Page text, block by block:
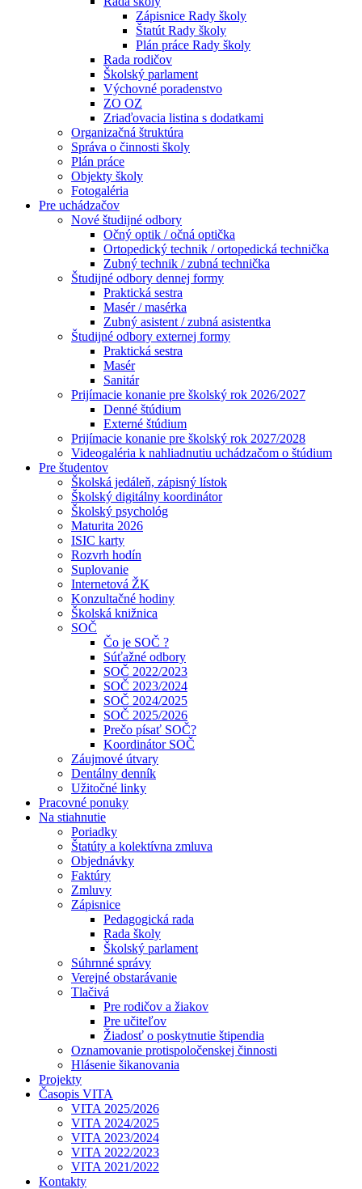
Zápisnice Rady školy
Štatút Rady školy
Plán práce Rady školy
Rada rodičov
Školský parlament
Výchovné poradenstvo
ZO OZ
Zriaďovacia listina s dodatkami
Organizačná štruktúra
Správa o činnosti školy
Plán práce
Objekty školy
Fotogaléria
Pre uchádzačov
Nové študijné odbory
Očný optik / očná optička
Ortopedický technik / ortopedická technička
Zubný technik / zubná technička
Študijné odbory dennej formy
Praktická sestra
Masér / masérka
Zubný asistent / zubná asistentka
Študijné odbory externej formy
Praktická sestra
Masér
Sanitár
Prijímacie konanie pre školský rok 2026/2027
Denné štúdium
Externé štúdium
Prijímacie konanie pre školský rok 2027/2028
Videogaléria k nahliadnutiu uchádzačom o štúdium
Pre študentov
Školská jedáleň, zápisný lístok
Školský digitálny koordinátor
Školský psychológ
Maturita 2026
ISIC karty
Rozvrh hodín
Suplovanie
Internetová ŽK
Konzultačné hodiny
Školská knižnica
SOČ
Čo je SOČ ?
Súťažné odbory
SOČ 2022/2023
SOČ 2023/2024
SOČ 2024/2025
SOČ 2025/2026
Prečo písať SOČ?
Koordinátor SOČ
Záujmové útvary
Dentálny denník
Užitočné linky
Pracovné ponuky
Na stiahnutie
Poriadky
Štatúty a kolektívna zmluva
Objednávky
Faktúry
Zmluvy
Zápisnice
Pedagogická rada
Rada školy
Školský parlament
Súhrnné správy
Verejné obstarávanie
Tlačivá
Pre rodičov a žiakov
Pre učiteľov
Žiadosť o poskytnutie štipendia
Oznamovanie protispoločenskej činnosti
Hlásenie šikanovania
Projekty
Časopis VITA
VITA 2025/2026
VITA 2024/2025
VITA 2023/2024
VITA 2022/2023
VITA 2021/2022
Kontakty